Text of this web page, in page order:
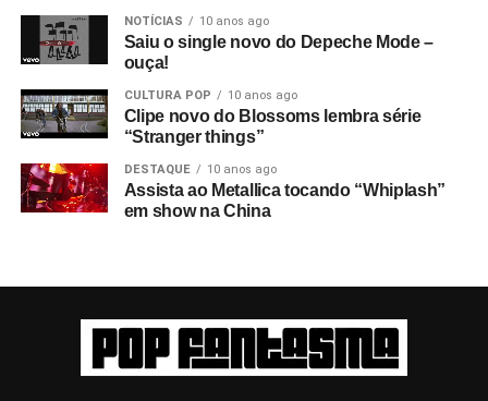
NOTÍCIAS 10 anos ago
Saiu o single novo do Depeche Mode –
ouça!
CULTURA POP 10 anos ago
Clipe novo do Blossoms lembra série
“Stranger things”
DESTAQUE 10 anos ago
Assista ao Metallica tocando “Whiplash”
em show na China